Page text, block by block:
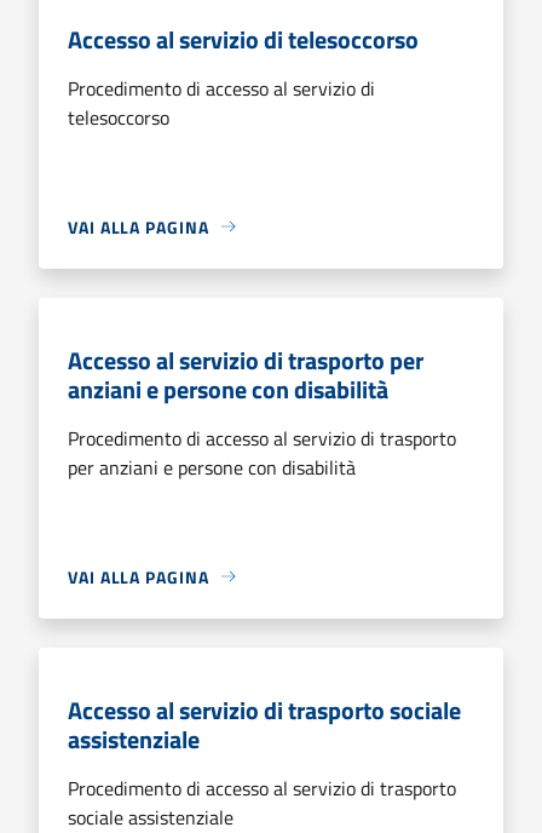
Accesso al servizio di telesoccorso
Procedimento di accesso al servizio di
telesoccorso
VAI ALLA PAGINA
Accesso al servizio di trasporto per
anziani e persone con disabilità
Procedimento di accesso al servizio di trasporto
per anziani e persone con disabilità
VAI ALLA PAGINA
Accesso al servizio di trasporto sociale
assistenziale
Procedimento di accesso al servizio di trasporto
sociale assistenziale